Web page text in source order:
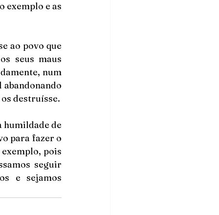
exemplo e as
ao povo que
seus maus
num
humildade de
para fazer o
pois
seguir
e sejamos